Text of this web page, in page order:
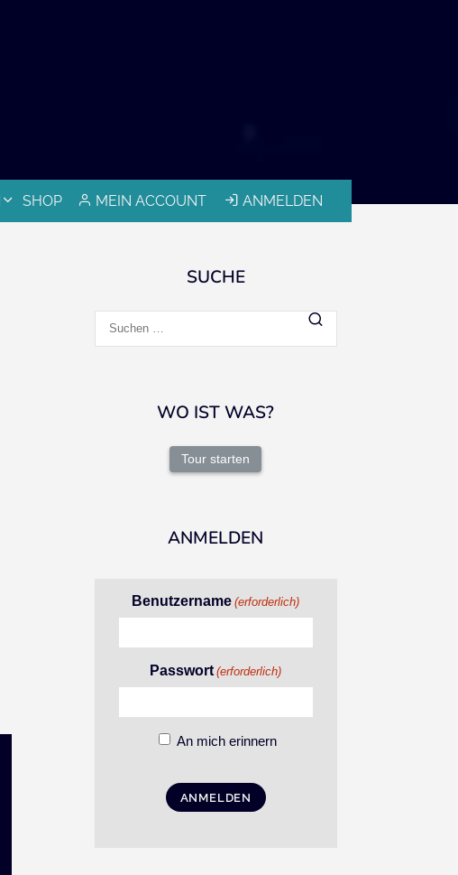
MEIN ACCOUNT ANMELDEN
SHOP
SUCHE
nach:
WO IST WAS?
Tour starten
ANMELDEN
Benutzername (erforderlich)
Passwort (erforderlich)
An mich erinnern